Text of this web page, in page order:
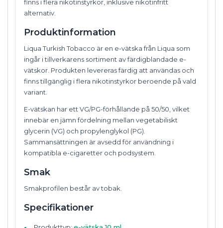
finns i flera nikotinstyrkor, inklusive nikotinfritt
alternativ.
Produktinformation
Liqua Turkish Tobacco är en e-vätska från Liqua som
ingår i tillverkarens sortiment av färdigblandade e-
vätskor. Produkten levereras färdig att användas och
finns tillgänglig i flera nikotinstyrkor beroende på vald
variant.
E-vätskan har ett VG/PG-förhållande på 50/50, vilket
innebär en jämn fördelning mellan vegetabiliskt
glycerin (VG) och propylenglykol (PG).
Sammansättningen är avsedd för användning i
kompatibla e-cigaretter och podsystem.
Smak
Smakprofilen består av tobak.
Specifikationer